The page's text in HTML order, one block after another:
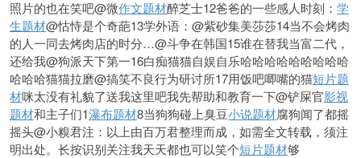
照片的也在笑吧@微作文题材醉芝士12爸爸的一些感人时刻： 学
生题材@怙恃是个奇葩13学外语：@紫砂集美莎莎14当不会烤肉
的人一同去烤肉店的时分…@斗争在韩国15谁在替我当富二代，
还给我@狗派天下第一16白痴猫猫自娱自乐哈哈哈哈哈哈哈哈哈
哈哈哈猫猫拉磨@搞笑不良行为研讨所17用饭吧唧嘴的猫短片题
材咪太没有礼貌了送我这里吧我先帮助和教育一下@铲屎官影视
题材和主子们1瀑布题材8当狗狗碰上臭豆小说题材腐狗闻了都摇
摇头@小糗君注：以上由百万君整理而成，如需全文转载，须注
明出处。长按识别关注我天天都也可以笑个短片题材够